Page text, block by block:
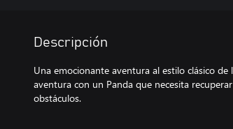
Descripción
Una emocionante aventura al estilo clásico
aventura con un Panda que necesita
obstáculos.